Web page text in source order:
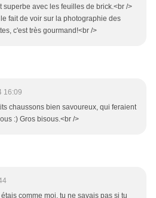
superbe avec les feuilles de brick.<br />
fait de voir sur la photographie des
c'est très gourmand!<br />
16:09
chaussons bien savoureux, qui feraient
:) Gros bisous.<br />
comme moi, tu ne savais pas si tu